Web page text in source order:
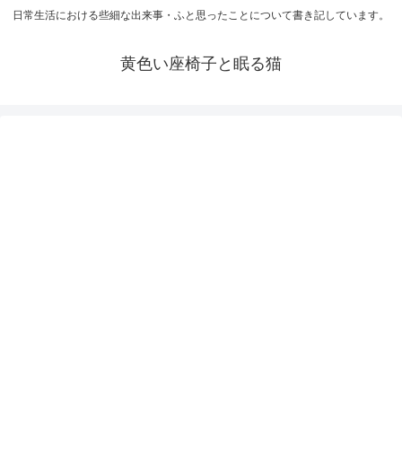
日常生活における些細な出来事・ふと思ったことについて書き記しています。
黄色い座椅子と眠る猫